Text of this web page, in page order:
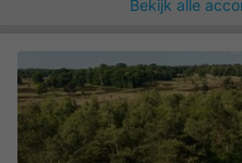
Bekijk alle